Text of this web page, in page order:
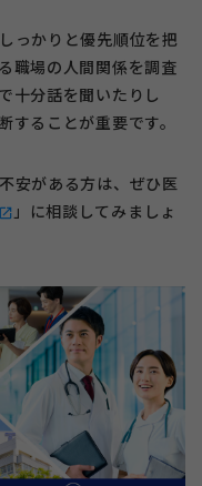
っかりと優先順位を把
職場の人間関係を調査
十分話を聞いたりし
ることが重要です。
安がある方は、ぜひ医
open_in_new 」に相談してみましょ